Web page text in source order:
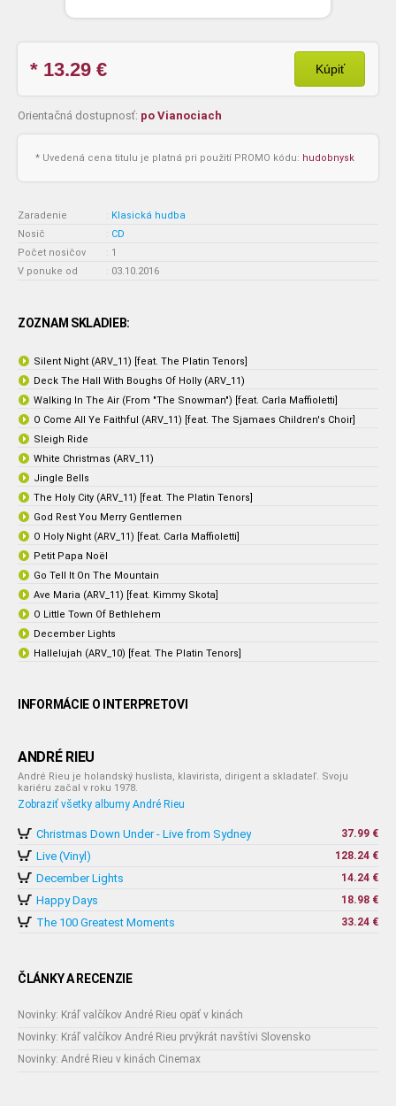
* 13.29 € Kúpiť
Orientačná dostupnosť: po Vianociach
* Uvedená cena titulu je platná pri použití PROMO kódu: hudobnysk
Zaradenie : Klasická hudba
Nosič
: CD
Počet nosičov
: 1
V ponuke od
: 03.10.2016
ZOZNAM SKLADIEB:
Silent Night (ARV_11) [feat. The Platin Tenors]
Deck The Hall With Boughs Of Holly (ARV_11)
Walking In The Air (From "The Snowman") [feat. Carla Maffioletti]
O Come All Ye Faithful (ARV_11) [feat. The Sjamaes Children's Choir]
Sleigh Ride
White Christmas (ARV_11)
Jingle Bells
The Holy City (ARV_11) [feat. The Platin Tenors]
God Rest You Merry Gentlemen
O Holy Night (ARV_11) [feat. Carla Maffioletti]
Petit Papa Noël
Go Tell It On The Mountain
Ave Maria (ARV_11) [feat. Kimmy Skota]
O Little Town Of Bethlehem
December Lights
Hallelujah (ARV_10) [feat. The Platin Tenors]
INFORMÁCIE O INTERPRETOVI
ANDRÉ RIEU
André Rieu je holandský huslista, klavirista, dirigent a skladateľ. Svoju
kariéru začal v roku 1978.
Zobraziť všetky albumy André Rieu
Christmas Down Under - Live from Sydney 37.99 €
Live (Vinyl) 128.24 €
December Lights 14.24 €
Happy Days 18.98 €
The 100 Greatest Moments 33.24 €
ČLÁNKY A RECENZIE
Novinky: Kráľ valčíkov André Rieu opäť v kinách
Novinky: Kráľ valčíkov André Rieu prvýkrát navštívi Slovensko
Novinky: André Rieu v kinách Cinemax